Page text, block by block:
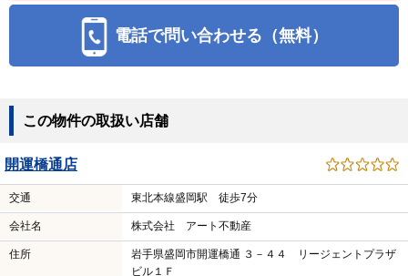
電話で問い合わせる（無料）
この物件の取扱い店舗
開運橋通店
交通 東北本線盛岡駅 徒歩7分
会社名 株式会社 アート不動産
住所
岩手県盛岡市開運橋通 ３－４４ リージェントプラザ
ビル１Ｆ